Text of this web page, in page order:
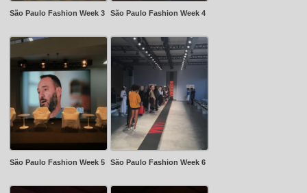
São Paulo Fashion Week 3 São Paulo Fashion Week 4
São Paulo Fashion Week 5 São Paulo Fashion Week 6